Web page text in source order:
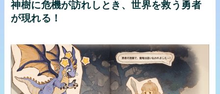
神樹に危機が訪れしとき、世界を救う勇者
が現れる！